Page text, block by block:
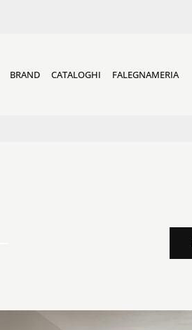
BRAND CATALOGHI FALEGNAMERIA